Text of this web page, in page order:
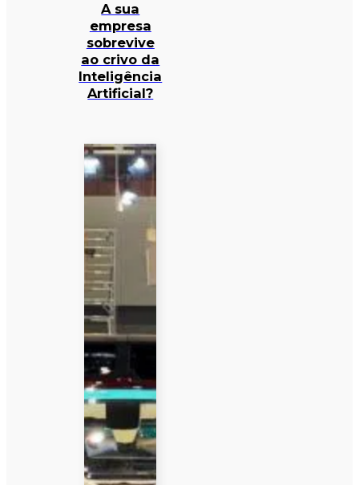
A sua
empresa
sobrevive
ao crivo da
Inteligência
Artificial?